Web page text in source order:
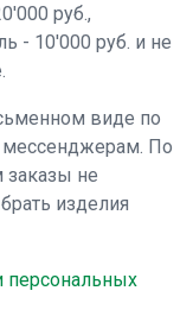
руб.,
- 10'000 руб. и не
виде по
мессенджерам. По
не
изделия